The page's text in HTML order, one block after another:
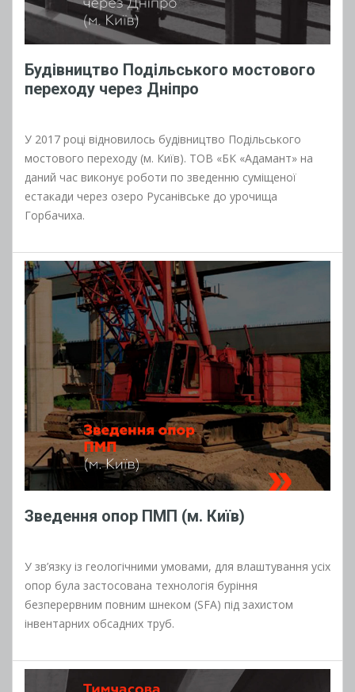
Будівництво Подільського мостового
переходу через Дніпро
У 2017 році відновилось будівництво Подільського
мостового переходу (м. Київ). ТОВ «БК «Адамант» на
даний час виконує роботи по зведенню суміщеної
естакади через озеро Русанівське до урочища
Горбачиха.
Зведення опор ПМП (м. Київ)
У зв’язку із геологічними умовами, для влаштування усіх
опор була застосована технологія буріння
безперервним повним шнеком (SFA) під захистом
інвентарних обсадних труб.